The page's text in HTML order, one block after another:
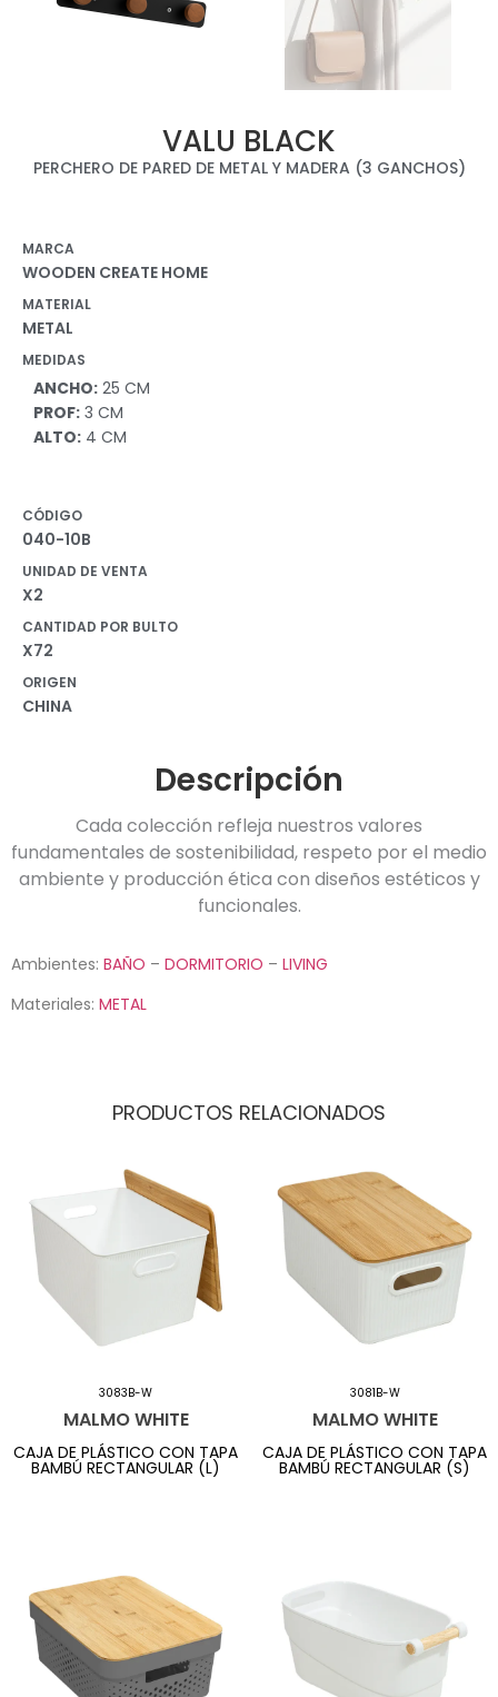
VALU BLACK
PERCHERO DE PARED DE METAL Y MADERA (3 GANCHOS)
MARCA
WOODEN CREATE HOME
MATERIAL
METAL
MEDIDAS
ANCHO: 25 CM
PROF: 3 CM
ALTO: 4 CM
CÓDIGO
040-10B
UNIDAD DE VENTA
X2
CANTIDAD POR BULTO
X72
ORIGEN
CHINA
Descripción
Cada colección refleja nuestros valores
fundamentales de sostenibilidad, respeto por el medio
ambiente y producción ética con diseños estéticos y
funcionales.
Ambientes: BAÑO – DORMITORIO – LIVING
Materiales: METAL
PRODUCTOS RELACIONADOS
3083B-W
MALMO WHITE
CAJA DE PLÁSTICO CON TAPA
BAMBÚ RECTANGULAR (L)
3081B-W
MALMO WHITE
CAJA DE PLÁSTICO CON TAPA
BAMBÚ RECTANGULAR (S)